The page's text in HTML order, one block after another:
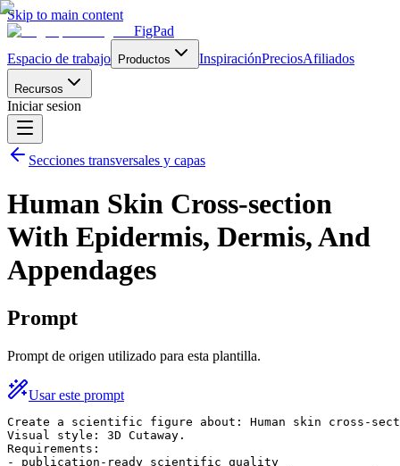
Skip to main content
FigPad
Espacio de trabajo
Productos InspiraciónPreciosAfiliados
Recursos
Iniciar sesion
Secciones transversales y capas
Human Skin Cross-section
With Epidermis, Dermis, And
Appendages
Prompt
Prompt de origen utilizado para esta plantilla.
Usar este prompt
Create a scientific figure about: Human skin cross-
Visual style: 3D Cutaway.
Requirements:
- publication-ready scientific quality